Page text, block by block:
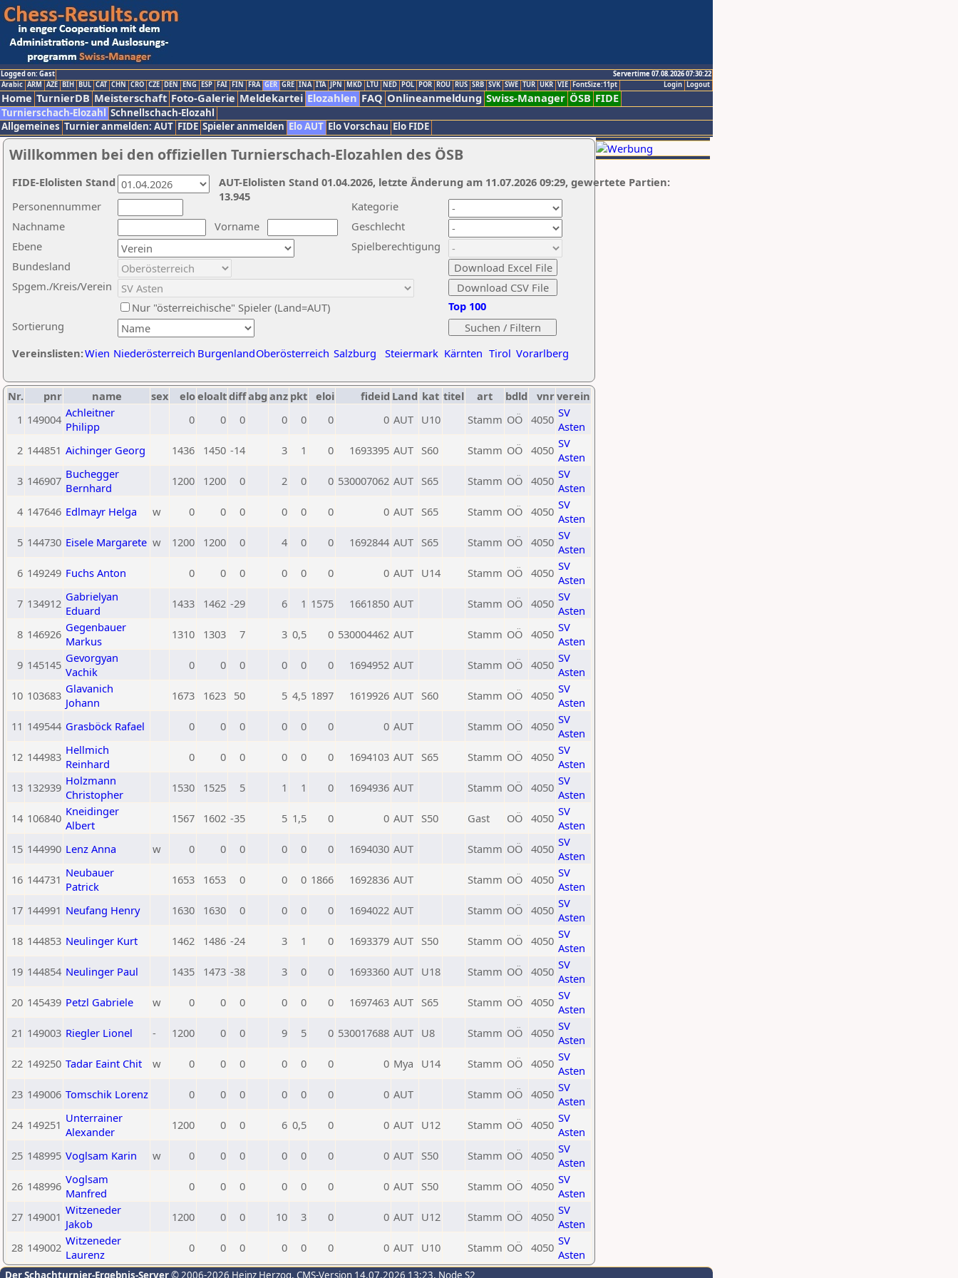
Logged on: Gast
Servertime 07.08.2026 07:30:22
Logout
Login
Arabic ARM AZE BIH BUL CAT CHN CRO CZE DEN ENG ESP FAI FIN FRA GER GRE INA ITA JPN MKD LTU NED POL POR ROU RUS SRB SVK SWE TUR UKR VIE FontSize:11pt
Home TurnierDB Meisterschaft Foto-Galerie Meldekartei Elozahlen FAQ Onlineanmeldung Swiss-Manager ÖSB FIDE
Turnierschach-Elozahl Schnellschach-Elozahl
Allgemeines Turnier anmelden: AUT FIDE Spieler anmelden Elo AUT Elo Vorschau Elo FIDE
Willkommen bei den offiziellen Turnierschach-Elozahlen des ÖSB
Nachname
Vorname
Ebene
Kategorie
Sortierung
Personennummer
Bundesland
Spgem./Kreis/Verein
Geschlecht
Nur "österreichische" Spieler (Land=AUT)
Spielberechtigung
Vereinslisten:Wien Niederösterreich BurgenlandOberösterreich Salzburg Steiermark Kärnten Tirol Vorarlberg
Top 100
AUT-Elolisten Stand 01.04.2026, letzte Änderung am 11.07.2026 09:29, gewertete Partien:
13.945
FIDE-Elolisten Stand
Nr. pnr name sex eloeloaltdiffabg anz pkt eloi fideid Land kat titel art bdld vnrverein
1 149004 Achleitner
Philipp
0 0 0 0 0 0 0 AUT U10 Stamm OÖ 4050 SV
Asten
2 144851 Aichinger Georg 1436 1450 -14 3 1 0 1693395 AUT S60 Stamm OÖ 4050 SV
Asten
3 146907 Buchegger
Bernhard
1200 1200 0 2 0 0 530007062 AUT S65 Stamm OÖ 4050 SV
Asten
4 147646 Edlmayr Helga w 0 0 0 0 0 0 0 AUT S65 Stamm OÖ 4050 SV
Asten
5 144730 Eisele Margarete w 1200 1200 0 4 0 0 1692844 AUT S65 Stamm OÖ 4050 SV
Asten
6 149249 Fuchs Anton 0 0 0 0 0 0 0 AUT U14 Stamm OÖ 4050 SV
Asten
7 134912 Gabrielyan
Eduard
1433 1462 -29 6 1 1575 1661850 AUT Stamm OÖ 4050 SV
Asten
8 146926 Gegenbauer
Markus
1310 1303 7 3 0,5 0 530004462 AUT Stamm OÖ 4050 SV
Asten
9 145145 Gevorgyan
Vachik
0 0 0 0 0 0 1694952 AUT Stamm OÖ 4050 SV
Asten
10 103683 Glavanich
Johann
1673 1623 50 5 4,5 1897 1619926 AUT S60 Stamm OÖ 4050 SV
Asten
11 149544 Grasböck Rafael 0 0 0 0 0 0 0 AUT Stamm OÖ 4050 SV
Asten
12 144983 Hellmich
Reinhard
0 0 0 0 0 0 1694103 AUT S65 Stamm OÖ 4050 SV
Asten
13 132939 Holzmann
Christopher
1530 1525 5 1 1 0 1694936 AUT Stamm OÖ 4050 SV
Asten
14 106840 Kneidinger
Albert
1567 1602 -35 5 1,5 0 0 AUT S50 Gast OÖ 4050 SV
Asten
15 144990 Lenz Anna w 0 0 0 0 0 0 1694030 AUT Stamm OÖ 4050 SV
Asten
16 144731 Neubauer
Patrick
1653 1653 0 0 0 1866 1692836 AUT Stamm OÖ 4050 SV
Asten
17 144991 Neufang Henry 1630 1630 0 0 0 0 1694022 AUT Stamm OÖ 4050 SV
Asten
18 144853 Neulinger Kurt 1462 1486 -24 3 1 0 1693379 AUT S50 Stamm OÖ 4050 SV
Asten
19 144854 Neulinger Paul 1435 1473 -38 3 0 0 1693360 AUT U18 Stamm OÖ 4050 SV
Asten
20 145439 Petzl Gabriele w 0 0 0 0 0 0 1697463 AUT S65 Stamm OÖ 4050 SV
Asten
21 149003 Riegler Lionel - 1200 0 0 9 5 0 530017688 AUT U8 Stamm OÖ 4050 SV
Asten
22 149250 Tadar Eaint Chit w 0 0 0 0 0 0 0 Mya U14 Stamm OÖ 4050 SV
Asten
23 149006 Tomschik Lorenz 0 0 0 0 0 0 0 AUT Stamm OÖ 4050 SV
Asten
24 149251 Unterrainer
Alexander
1200 0 0 6 0,5 0 0 AUT U12 Stamm OÖ 4050 SV
Asten
25 148995 Voglsam Karin w 0 0 0 0 0 0 0 AUT S50 Stamm OÖ 4050 SV
Asten
26 148996 Voglsam
Manfred
0 0 0 0 0 0 0 AUT S50 Stamm OÖ 4050 SV
Asten
27 149001 Witzeneder
Jakob
1200 0 0 10 3 0 0 AUT U12 Stamm OÖ 4050 SV
Asten
28 149002 Witzeneder
Laurenz
0 0 0 0 0 0 0 AUT U10 Stamm OÖ 4050 SV
Asten
Der Schachturnier-Ergebnis-Server© 2006-2026 Heinz Herzog, CMS-Version 14.07.2026 13:23, Node S2